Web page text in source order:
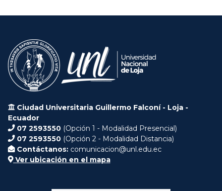
Ciudad Universitaria Guillermo Falconí - Loja -
Ecuador
07 2593550 (Opción 1 - Modalidad Presencial)
07 2593550 (Opción 2 - Modalidad Distancia)
Contáctanos: comunicacion@unl.edu.ec
Ver ubicación en el mapa